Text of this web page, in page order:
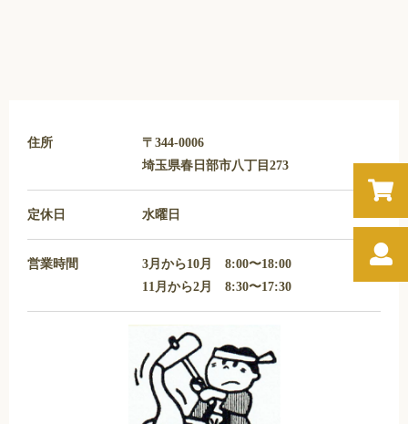
住所
〒344-0006
埼玉県春日部市八丁目273
定休日 水曜日
営業時間
3月から10月 8:00〜18:00
11月から2月 8:30〜17:30